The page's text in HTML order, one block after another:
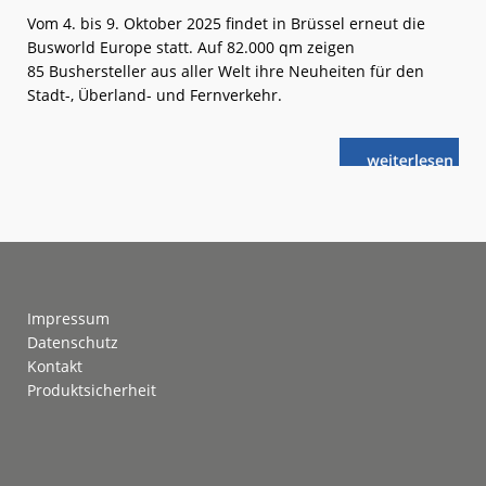
Vom 4. bis 9. Oktober 2025 findet in Brüssel erneut die
Busworld Europe statt. Auf 82.000 qm zeigen
85 Bushersteller aus aller Welt ihre Neuheiten für den
Stadt-, Überland- und Fernverkehr.
weiterlese
nBusworld:
Impressum
Datenschutz
Kontakt
Produktsicherheit